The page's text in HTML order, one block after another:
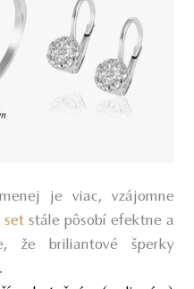
je viac, vzájomne
set stále pôsobí efektne a
že briliantové šperky